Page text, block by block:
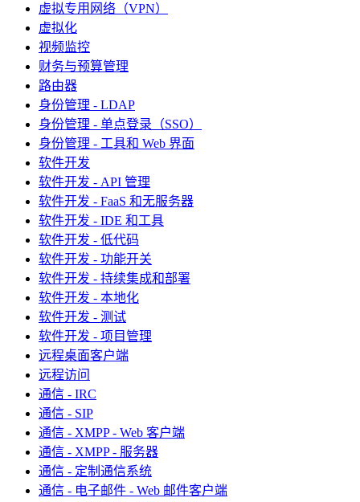
虚拟专用网络（VPN）
虚拟化
视频监控
财务与预算管理
路由器
身份管理 - LDAP
身份管理 - 单点登录（SSO）
身份管理 - 工具和 Web 界面
软件开发
软件开发 - API 管理
软件开发 - FaaS 和无服务器
软件开发 - IDE 和工具
软件开发 - 低代码
软件开发 - 功能开关
软件开发 - 持续集成和部署
软件开发 - 本地化
软件开发 - 测试
软件开发 - 项目管理
远程桌面客户端
远程访问
通信 - IRC
通信 - SIP
通信 - XMPP - Web 客户端
通信 - XMPP - 服务器
通信 - 定制通信系统
通信 - 电子邮件 - Web 邮件客户端